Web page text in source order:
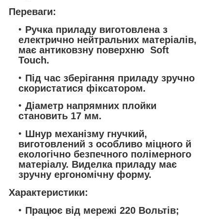
Переваги:
Ручка приладу виготовлена з
електрично нейтральних матеріалів,
має антиковзну поверхню Soft
Touch.
Під час зберігання приладу зручно
скористатися фіксатором.
Діаметр напрямних плойки
становить 17 мм.
Шнур механізму гнучкий,
виготовлений з особливо міцного й
екологічно безпечного полімерного
матеріалу. Виделка приладу має
зручну ергономічну форму.
Характеристики:
Працює від мережі 220 Вольтів;